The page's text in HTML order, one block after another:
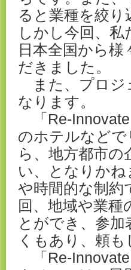
ると業種を絞
しかし今回、
日本全国から
だきました。
また、プロジ
なります。
「Re-
のホテルなど
ら、地方都市
い、となりか
や時間的な制約
回、地域や業
とができ、参
くもあり、頼も
「Re-Innovate